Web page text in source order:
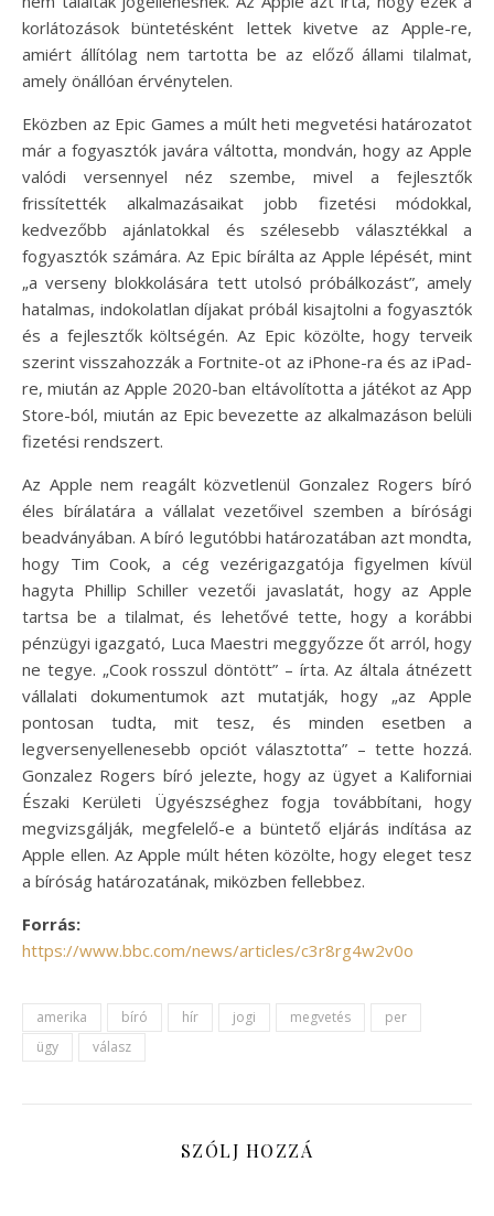
korlátozások büntetésként lettek kivetve az Apple-re,
amiért állítólag nem tartotta be az előző állami tilalmat,
amely önállóan érvénytelen.
Eközben az Epic Games a múlt heti megvetési határozatot
már a fogyasztók javára váltotta, mondván, hogy az Apple
valódi versennyel néz szembe, mivel a fejlesztők
frissítették alkalmazásaikat jobb fizetési módokkal,
kedvezőbb ajánlatokkal és szélesebb választékkal a
fogyasztók számára. Az Epic bírálta az Apple lépését, mint
„a verseny blokkolására tett utolsó próbálkozást”, amely
hatalmas, indokolatlan díjakat próbál kisajtolni a fogyasztók
és a fejlesztők költségén. Az Epic közölte, hogy terveik
szerint visszahozzák a Fortnite-ot az iPhone-ra és az iPad-
re, miután az Apple 2020-ban eltávolította a játékot az App
Store-ból, miután az Epic bevezette az alkalmazáson belüli
fizetési rendszert.
Az Apple nem reagált közvetlenül Gonzalez Rogers bíró
éles bírálatára a vállalat vezetőivel szemben a bírósági
beadványában. A bíró legutóbbi határozatában azt mondta,
hogy Tim Cook, a cég vezérigazgatója figyelmen kívül
hagyta Phillip Schiller vezetői javaslatát, hogy az Apple
tartsa be a tilalmat, és lehetővé tette, hogy a korábbi
pénzügyi igazgató, Luca Maestri meggyőzze őt arról, hogy
ne tegye. „Cook rosszul döntött” – írta. Az általa átnézett
vállalati dokumentumok azt mutatják, hogy „az Apple
pontosan tudta, mit tesz, és minden esetben a
legversenyellenesebb opciót választotta” – tette hozzá.
Gonzalez Rogers bíró jelezte, hogy az ügyet a Kaliforniai
Északi Kerületi Ügyészséghez fogja továbbítani, hogy
megvizsgálják, megfelelő-e a büntető eljárás indítása az
Apple ellen. Az Apple múlt héten közölte, hogy eleget tesz
a bíróság határozatának, miközben fellebbez.
Forrás:
https://www.bbc.com/news/articles/c3r8rg4w2v0o
amerika bíró hír jogi megvetés
per
ügy
válasz
SZÓLJ HOZZÁ